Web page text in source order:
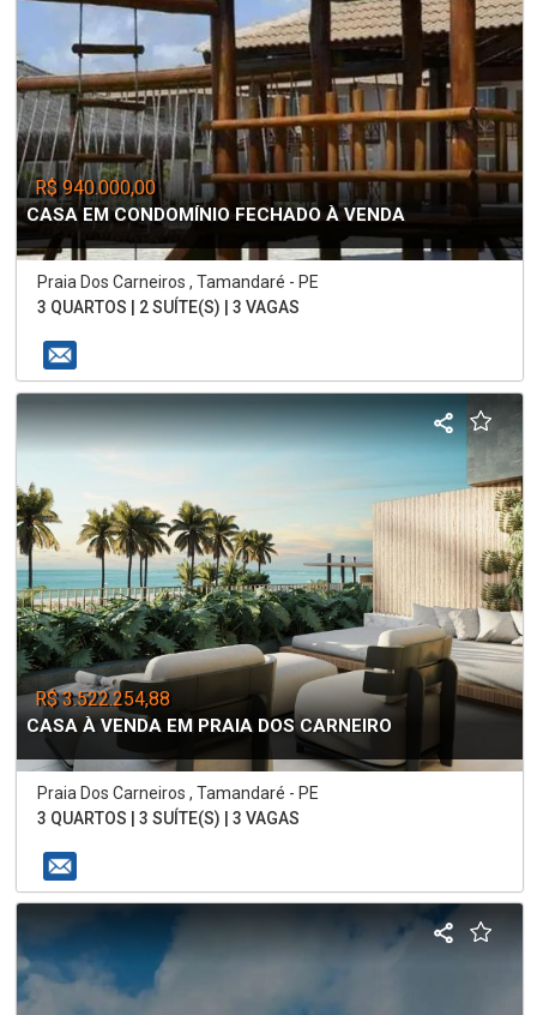
R$ 940.000,00
CASA EM CONDOMÍNIO FECHADO À VENDA
Praia Dos Carneiros , Tamandaré - PE
3 QUARTOS | 2 SUÍTE(S) | 3 VAGAS
R$ 3.522.254,88
CASA À VENDA EM PRAIA DOS CARNEIRO
Praia Dos Carneiros , Tamandaré - PE
3 QUARTOS | 3 SUÍTE(S) | 3 VAGAS